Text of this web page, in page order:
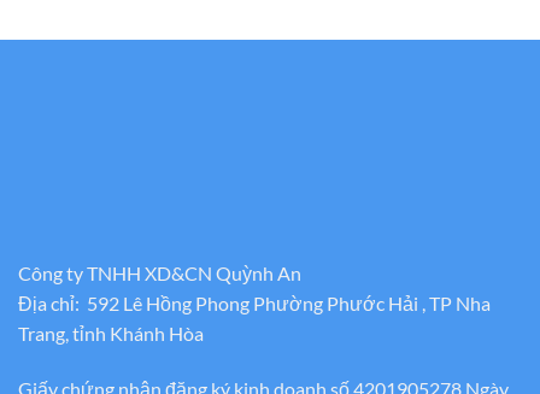
Công ty TNHH XD&CN Quỳnh An
Địa chỉ: 592 Lê Hồng Phong Phường Phước Hải , TP Nha
Trang, tỉnh Khánh Hòa
Giấy chứng nhận đăng ký kinh doanh số 4201905278 Ngày